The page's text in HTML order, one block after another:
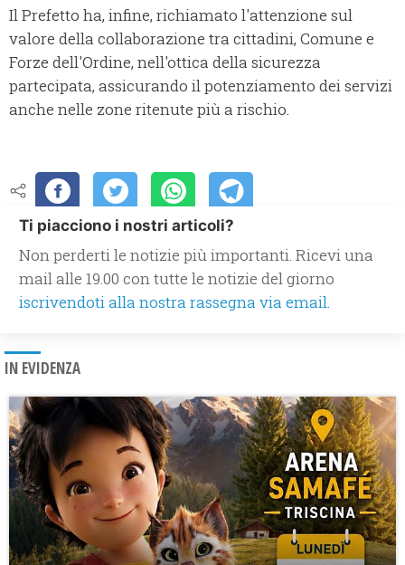
Il Prefetto ha, infine, richiamato l'attenzione sul
valore della collaborazione tra cittadini, Comune e
Forze dell'Ordine, nell'ottica della sicurezza
partecipata, assicurando il potenziamento dei servizi
anche nelle zone ritenute più a rischio.
Ti piacciono i nostri articoli?
Non perderti le notizie più importanti. Ricevi una
mail alle 19.00 con tutte le notizie del giorno
iscrivendoti alla nostra rassegna via email.
IN EVIDENZA